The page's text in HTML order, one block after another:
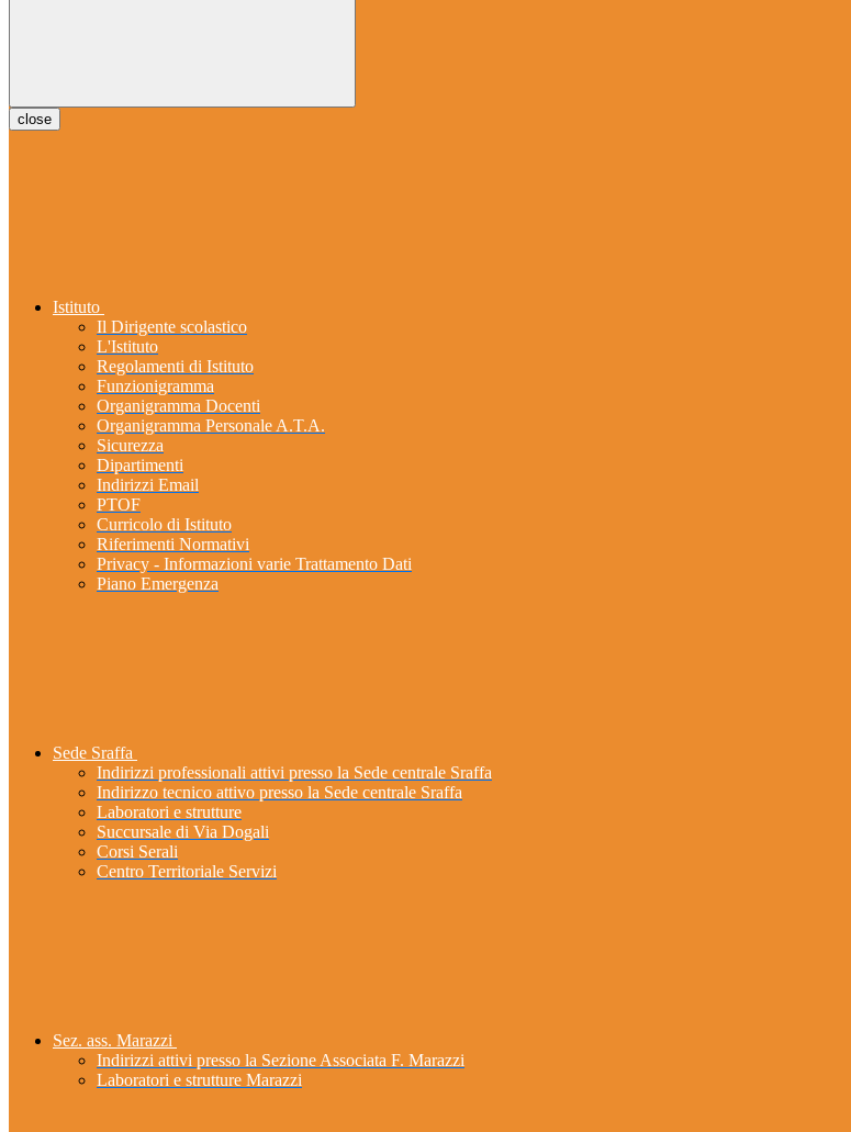
close
Istituto
Il Dirigente scolastico
L'Istituto
Regolamenti di Istituto
Funzionigramma
Organigramma Docenti
Organigramma Personale A.T.A.
Sicurezza
Dipartimenti
Indirizzi Email
PTOF
Curricolo di Istituto
Riferimenti Normativi
Privacy - Informazioni varie Trattamento Dati
Piano Emergenza
Sede Sraffa
Indirizzi professionali attivi presso la Sede centrale Sraffa
Indirizzo tecnico attivo presso la Sede centrale Sraffa
Laboratori e strutture
Succursale di Via Dogali
Corsi Serali
Centro Territoriale Servizi
Sez. ass. Marazzi
Indirizzi attivi presso la Sezione Associata F. Marazzi
Laboratori e strutture Marazzi